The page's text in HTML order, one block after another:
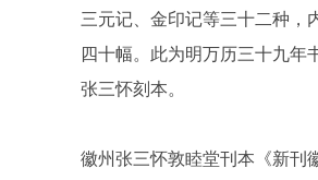
三元记、金印记等三十二种，
四十幅。此为明万历三十九年
张三怀刻本。
徽州张三怀敦睦堂刊本《新刊